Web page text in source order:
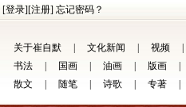
[登录][注册] 忘记密码？
关于崔自默 文化新闻 视频
书法
国画 油画 版画
散文
随笔 诗歌 专著